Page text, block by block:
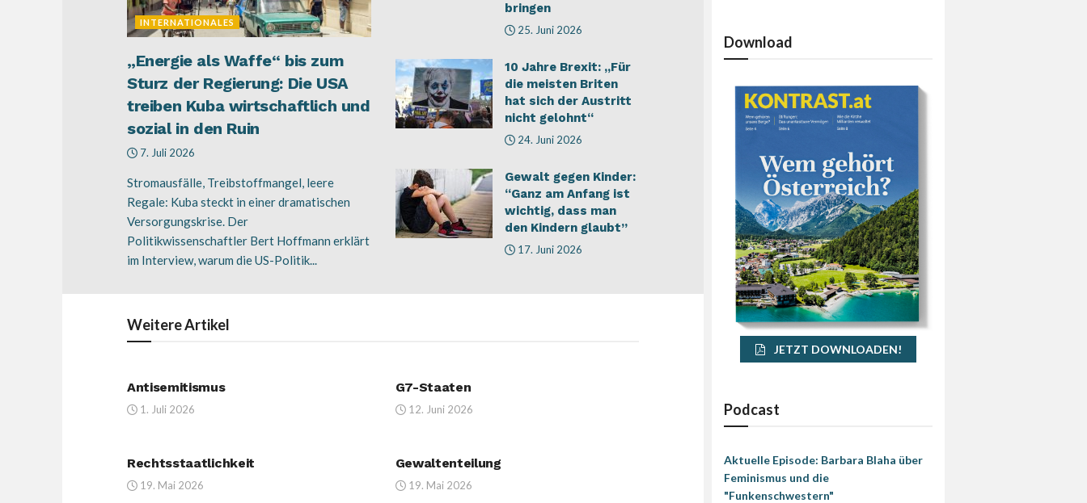
INTERNATIONALES
„Energie als Waffe“ bis zum
Sturz der Regierung: Die USA
treiben Kuba wirtschaftlich und
sozial in den Ruin
7. Juli 2026
Stromausfälle, Treibstoffmangel, leere
Regale: Kuba steckt in einer dramatischen
Versorgungskrise. Der
Politikwissenschaftler Bert Hoffmann erklärt
im Interview, warum die US-Politik...
bringen
25. Juni 2026
10 Jahre Brexit: „Für
die meisten Briten
hat sich der Austritt
nicht gelohnt“
24. Juni 2026
Gewalt gegen Kinder:
“Ganz am Anfang ist
wichtig, dass man
den Kindern glaubt”
17. Juni 2026
WeitereArtikel
Antisemitismus
1. Juli 2026
G7-Staaten
12. Juni 2026
Rechtsstaatlichkeit
19. Mai 2026
Gewaltenteilung
19. Mai 2026
Download
JETZT DOWNLOADEN!
Podcast
Aktuelle Episode: Barbara Blaha über
Feminismus und die
"Funkenschwestern"